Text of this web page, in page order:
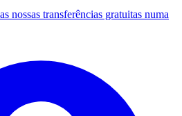
nossas transferências gratuitas numa